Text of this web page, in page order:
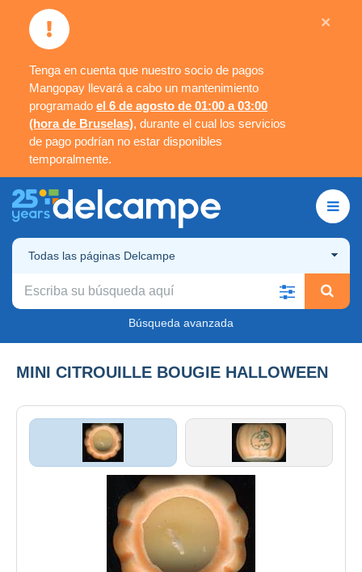
Tenga en cuenta que nuestro socio de pagos
Mangopay llevará a cabo un mantenimiento
programado el 6 de agosto de 01:00 a 03:00
(hora de Bruselas), durante el cual los servicios
de pago podrían no estar disponibles
temporalmente.
×
Todas las páginas Delcampe
Búsqueda avanzada
MINI CITROUILLE BOUGIE HALLOWEEN